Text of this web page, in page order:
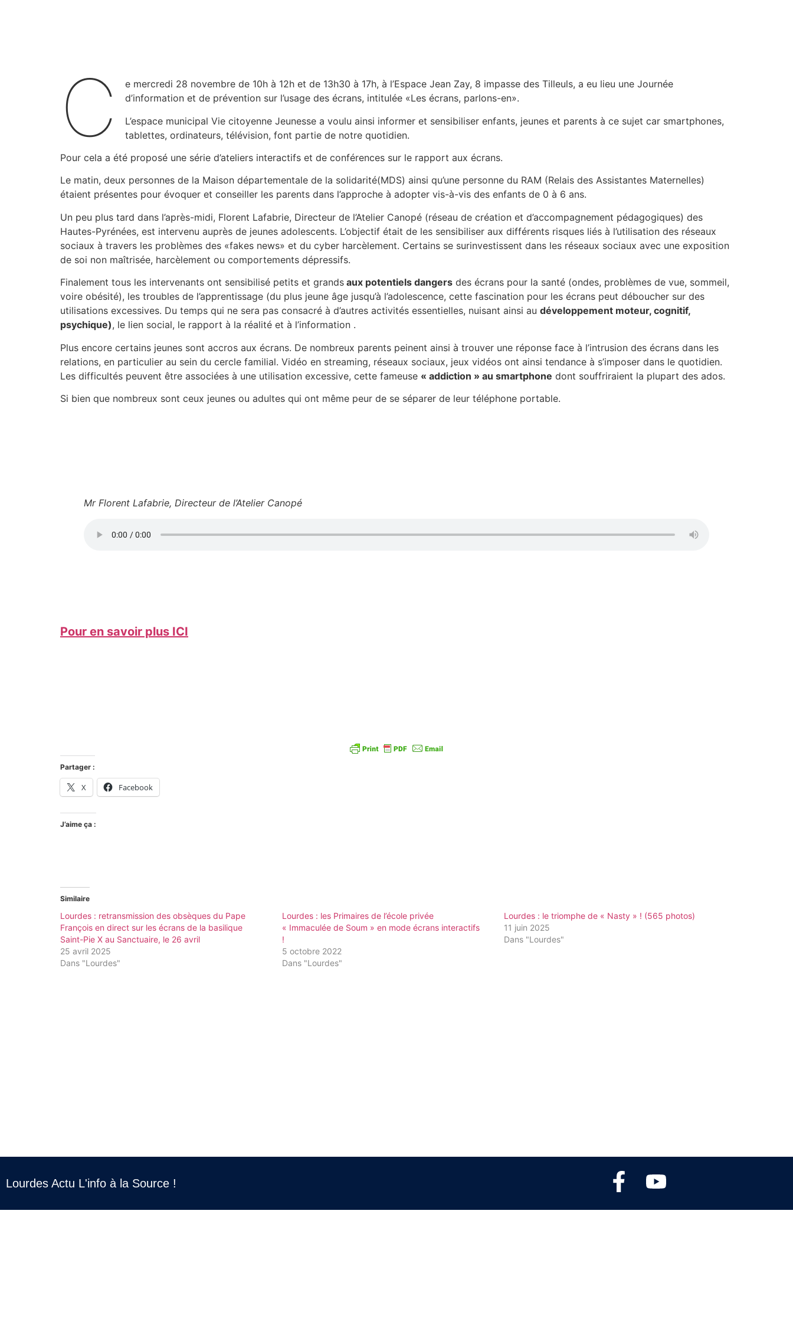
C
e mercredi 28 novembre de 10h à 12h et de 13h30 à 17h, à l’Espace Jean Zay, 8 impasse des Tilleuls, a eu lieu une Journée
d’information et de prévention sur l’usage des écrans, intitulée «Les écrans, parlons-en».
L’espace municipal Vie citoyenne Jeunesse a voulu ainsi informer et sensibiliser enfants, jeunes et parents à ce sujet car smartphones,
tablettes, ordinateurs, télévision, font partie de notre quotidien.
Pour cela a été proposé une série d’ateliers interactifs et de conférences sur le rapport aux écrans.
Le matin, deux personnes de la Maison départementale de la solidarité(MDS) ainsi qu’une personne du RAM (Relais des Assistantes Maternelles)
étaient présentes pour évoquer et conseiller les parents dans l’approche à adopter vis-à-vis des enfants de 0 à 6 ans.
Un peu plus tard dans l’après-midi, Florent Lafabrie, Directeur de l’Atelier Canopé (réseau de création et d’accompagnement pédagogiques) des
Hautes-Pyrénées, est intervenu auprès de jeunes adolescents. L’objectif était de les sensibiliser aux différents risques liés à l’utilisation des réseaux
sociaux à travers les problèmes des «fakes news» et du cyber harcèlement. Certains se surinvestissent dans les réseaux sociaux avec une exposition
de soi non maîtrisée, harcèlement ou comportements dépressifs.
Finalement tous les intervenants ont sensibilisé petits et grands aux potentiels dangers des écrans pour la santé (ondes, problèmes de vue, sommeil,
voire obésité), les troubles de l’apprentissage (du plus jeune âge jusqu’à l’adolescence, cette fascination pour les écrans peut déboucher sur des
utilisations excessives. Du temps qui ne sera pas consacré à d’autres activités essentielles, nuisant ainsi au développement moteur, cognitif,
psychique), le lien social, le rapport à la réalité et à l’information .
Plus encore certains jeunes sont accros aux écrans. De nombreux parents peinent ainsi à trouver une réponse face à l’intrusion des écrans dans les
relations, en particulier au sein du cercle familial. Vidéo en streaming, réseaux sociaux, jeux vidéos ont ainsi tendance à s’imposer dans le quotidien.
Les difficultés peuvent être associées à une utilisation excessive, cette fameuse « addiction » au smartphone dont souffriraient la plupart des ados.
Si bien que nombreux sont ceux jeunes ou adultes qui ont même peur de se séparer de leur téléphone portable.
Mr Florent Lafabrie, Directeur de l’Atelier Canopé
Pour en savoir plus ICI
Partager :
X Facebook
J’aime ça :
Similaire
Lourdes : retransmission des obsèques du Pape
François en direct sur les écrans de la basilique
Saint-Pie X au Sanctuaire, le 26 avril
25 avril 2025
Dans "Lourdes"
Lourdes : les Primaires de l’école privée
« Immaculée de Soum » en mode écrans interactifs
!
5 octobre 2022
Dans "Lourdes"
Lourdes : le triomphe de « Nasty » ! (565 photos)
11 juin 2025
Dans "Lourdes"
Lourdes Actu L'info à la Source !